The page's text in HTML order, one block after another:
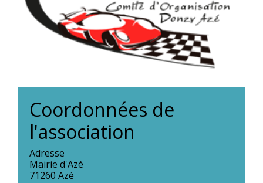
Coordonnées de
l'association
Adresse
Mairie d'Azé
71260 Azé